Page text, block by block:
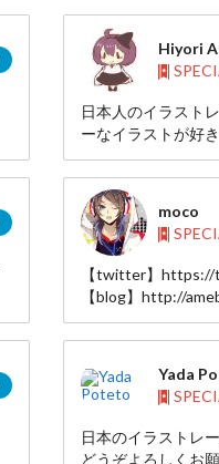
Hiyori
日本人のイラスト
ーなイラストが好き
moco
【twitter】https://
【blog】http://
Yada
日本のイラストレー
どうぞよろしくお